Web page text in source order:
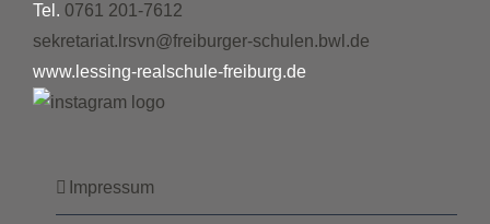
Tel. 0761 201-7612
sekretariat.lrsvn@freiburger-schulen.bwl.de
www.lessing-realschule-freiburg.de
Impressum